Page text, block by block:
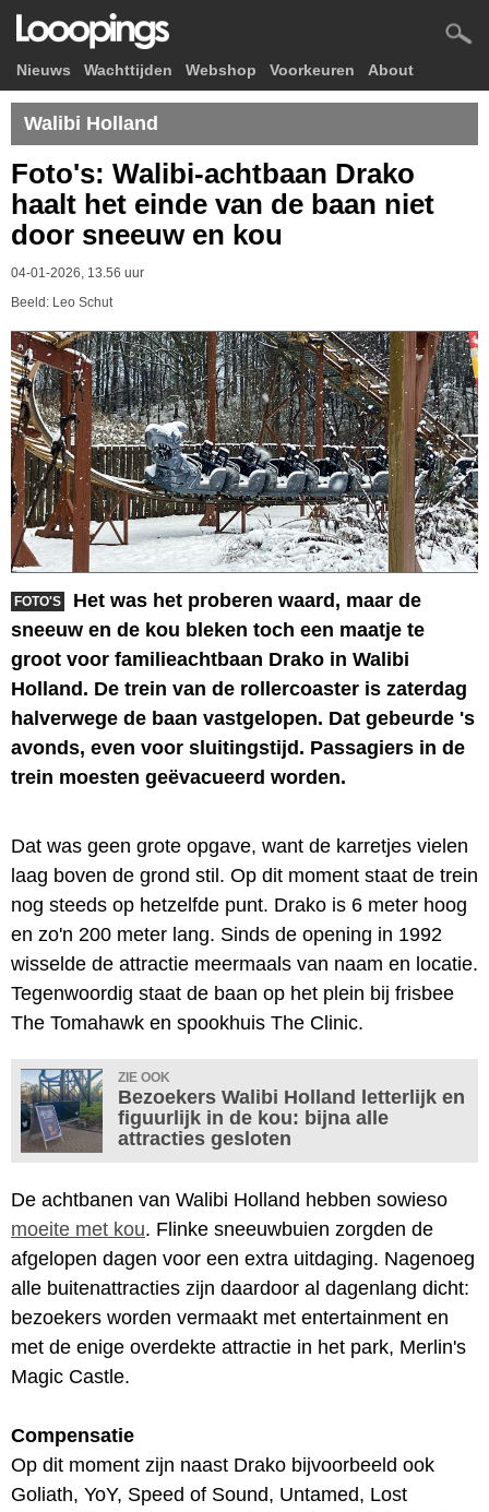
Nieuws Wachttijden Webshop Voorkeuren About
Walibi Holland
Foto's: Walibi-achtbaan Drako
haalt het einde van de baan niet
door sneeuw en kou
04-01-2026, 13.56 uur
Beeld: Leo Schut
FOTO'S
Het was het proberen waard, maar de
sneeuw en de kou bleken toch een maatje te
groot voor familieachtbaan Drako in Walibi
Holland. De trein van de rollercoaster is zaterdag
halverwege de baan vastgelopen. Dat gebeurde 's
avonds, even voor sluitingstijd. Passagiers in de
trein moesten geëvacueerd worden.
Dat was geen grote opgave, want de karretjes vielen
laag boven de grond stil. Op dit moment staat de trein
nog steeds op hetzelfde punt. Drako is 6 meter hoog
en zo'n 200 meter lang. Sinds de opening in 1992
wisselde de attractie meermaals van naam en locatie.
Tegenwoordig staat de baan op het plein bij frisbee
The Tomahawk en spookhuis The Clinic.
ZIE OOK
Bezoekers Walibi Holland letterlijk en
figuurlijk in de kou: bijna alle
attracties gesloten
De achtbanen van Walibi Holland hebben sowieso
moeite met kou. Flinke sneeuwbuien zorgden de
afgelopen dagen voor een extra uitdaging. Nagenoeg
alle buitenattracties zijn daardoor al dagenlang dicht:
bezoekers worden vermaakt met entertainment en
met de enige overdekte attractie in het park, Merlin's
Magic Castle.
Compensatie
Op dit moment zijn naast Drako bijvoorbeeld ook
Goliath, YoY, Speed of Sound, Untamed, Lost